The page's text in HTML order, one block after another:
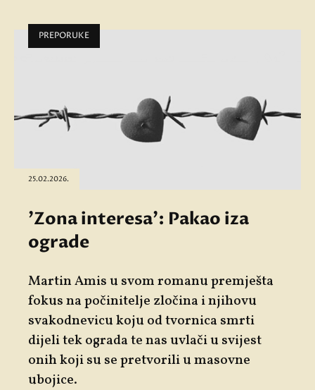
PREPORUKE
25.02.2026.
'Zona interesa': Pakao iza
ograde
Martin Amis u svom romanu premješta
fokus na počinitelje zločina i njihovu
svakodnevicu koju od tvornica smrti
dijeli tek ograda te nas uvlači u svijest
onih koji su se pretvorili u masovne
ubojice.